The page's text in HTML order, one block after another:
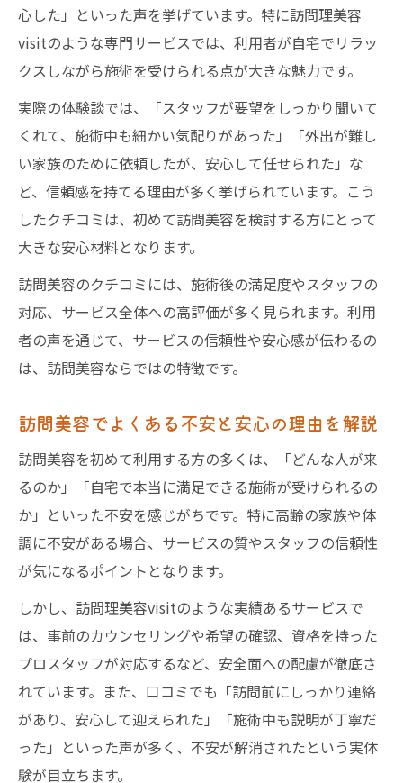
自宅で受ける訪問美容の快適さと満足感
訪問美容の実際の流れと利用前の不安解消
訪問美容の口コミで知るサービスの良さ
自宅ケアにおすすめな訪問美容体験記
自宅で快適に受ける訪問美容の体験談
家族と一緒に利用した訪問美容の実感
訪問美容の口コミが伝える自宅ケアの安心
感
訪問美容体験記でわかるサービスの工夫点
信頼できるサービス選びのポイントを解説
訪問美容で信頼できるサービス選びのコツ
ト
安心して任せられる訪問美容師の特徴とは
訪問美容選びで失敗しないための実体験談
訪問美容で重視すべき信頼のチェック項目
訪問美容の料金相場と失敗しない選び方
訪問美容の料金相場と口コミで比較する方
法
訪問美容の料金トラブルを防ぐポイント紹
介
安心して利用できる訪問美容の料金チェッ
ク法
訪問美容口コミで知る失敗しない料金選び
心した」といった声を挙げています。特に訪問理美容
visitのような専門サービスでは、利用者が自宅でリラッ
クスしながら施術を受けられる点が大きな魅力です。
実際の体験談では、「スタッフが要望をしっかり聞いて
くれて、施術中も細かい気配りがあった」「外出が難し
い家族のために依頼したが、安心して任せられた」な
ど、信頼感を持てる理由が多く挙げられています。こう
したクチコミは、初めて訪問美容を検討する方にとって
大きな安心材料となります。
訪問美容のクチコミには、施術後の満足度やスタッフの
対応、サービス全体への高評価が多く見られます。利用
者の声を通じて、サービスの信頼性や安心感が伝わるの
は、訪問美容ならではの特徴です。
訪問美容でよくある不安と安心の理由を解説
訪問美容を初めて利用する方の多くは、「どんな人が来
るのか」「自宅で本当に満足できる施術が受けられるの
か」といった不安を感じがちです。特に高齢の家族や体
調に不安がある場合、サービスの質やスタッフの信頼性
が気になるポイントとなります。
しかし、訪問理美容visitのような実績あるサービスで
は、事前のカウンセリングや希望の確認、資格を持った
プロスタッフが対応するなど、安全面への配慮が徹底さ
れています。また、口コミでも「訪問前にしっかり連絡
があり、安心して迎えられた」「施術中も説明が丁寧だ
った」といった声が多く、不安が解消されたという実体
験が目立ちます。